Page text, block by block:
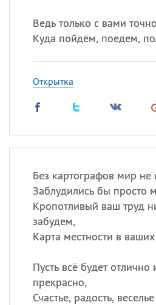
Ведь только с вами
Куда пойдём, поедем,
Открытка
Без картографов мир
Заблудились бы просто
Кропотливый ваш труд
забудем,
Карта местности в
Пусть всё будет отлично
прекрасно,
Счастье, радость,